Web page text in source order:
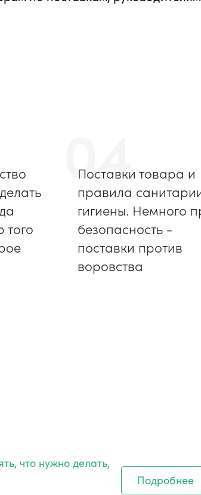
того
04
Поставки товара и
правила
гигиены. Немного
безопасность -
поставки против
воровства
что нужно делать,
Подробнее